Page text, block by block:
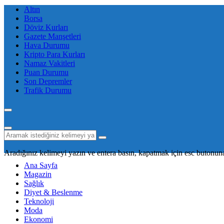
Altın
Borsa
Döviz Kurları
Gazete Manşetleri
Hava Durumu
Kripto Para Kurları
Namaz Vakitleri
Puan Durumu
Son Depremler
Trafik Durumu
Aradığınız kelimeyi yazın ve entera basın, kapatmak için esc
Ana Sayfa
Magazin
Sağlık
Diyet & Beslenme
Teknoloji
Moda
Ekonomi